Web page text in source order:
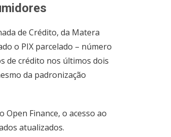
de Crédito, da Matera
o PIX parcelado – número
de crédito nos últimos dois
da padronização
Open Finance, o acesso ao
atualizados.